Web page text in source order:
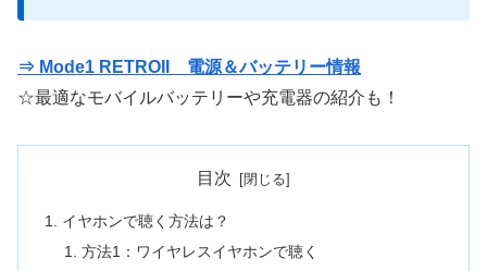
⇒ Mode1 RETROII 電源＆バッテリー情報
☆最適なモバイルバッテリーや充電器の紹介も！
目次
イヤホンで聴く方法は？
方法1：ワイヤレスイヤホンで聴く